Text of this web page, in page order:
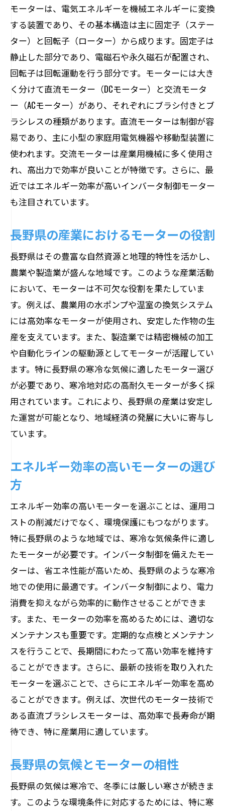
せた提案
家庭用モーターの基本性能
長野県の季節に合わせたモーターの選定
省エネタイプの家庭用モーター
長野県で人気の家庭用モーターのブラン
ド
モーターの設置位置とその影響
家庭でのモーターのメンテナンス方法
産業用モーターの種類を徹底解剖長野県での
活用例
長野県で使用される主要な産業用モータ
ーの種類
長野県の主要産業とモーターの関係
高負荷対応の産業用モーター
産業用モーターの効率的な運用方法
メンテナンスが容易な産業用モーター
荻原電機が薦めるモーター選定のポイント長
野県の特性を考慮
荻原電機の推奨モーターリスト
長野県の環境に適したモーターの特徴
使用目的別の最適なモーター選び
荻原電機の専門スタッフによるアドバイ
ス
長野県で人気のモーター長寿命で高性能な製
長野県で評価の高いモーターのブランド
高耐久性を備えたモーターの特徴
長野県内でのモーター評価と口コミ
最新技術を搭載した高性能モーター
長期的に信頼できるモーターの選び方
人気のモーター製品リスト
モーターの設置とメンテナンス長野県の環境
に適した方法
モーターの設置手順と注意点
長野県特有の環境に対応したメンテナン
ス方法
長寿命を実現するモーターの管理方法
効率的なモーターの使用方法
荻原電機のメンテナンスサービス紹介
最新技術を取り入れたモーター長野県での利
用メリット
最新技術を活用したモーターの紹介
モーターは、電気エネルギーを機械エネルギーに変換
する装置であり、その基本構造は主に固定子（ステー
ター）と回転子（ローター）から成ります。固定子は
静止した部分であり、電磁石や永久磁石が配置され、
回転子は回転運動を行う部分です。モーターには大き
く分けて直流モーター（DCモーター）と交流モータ
ー（ACモーター）があり、それぞれにブラシ付きとブ
ラシレスの種類があります。直流モーターは制御が容
易であり、主に小型の家庭用電気機器や移動型装置に
使われます。交流モーターは産業用機械に多く使用さ
れ、高出力で効率が良いことが特徴です。さらに、最
近ではエネルギー効率が高いインバータ制御モーター
も注目されています。
長野県の産業におけるモーターの役割
長野県はその豊富な自然資源と地理的特性を活かし、
農業や製造業が盛んな地域です。このような産業活動
において、モーターは不可欠な役割を果たしていま
す。例えば、農業用の水ポンプや温室の換気システム
には高効率なモーターが使用され、安定した作物の生
産を支えています。また、製造業では精密機械の加工
や自動化ラインの駆動源としてモーターが活躍してい
ます。特に長野県の寒冷な気候に適したモーター選び
が必要であり、寒冷地対応の高耐久モーターが多く採
用されています。これにより、長野県の産業は安定し
た運営が可能となり、地域経済の発展に大いに寄与し
ています。
エネルギー効率の高いモーターの選び
方
エネルギー効率の高いモーターを選ぶことは、運用コ
ストの削減だけでなく、環境保護にもつながります。
特に長野県のような地域では、寒冷な気候条件に適し
たモーターが必要です。インバータ制御を備えたモー
ターは、省エネ性能が高いため、長野県のような寒冷
地での使用に最適です。インバータ制御により、電力
消費を抑えながら効率的に動作させることができま
す。また、モーターの効率を高めるためには、適切な
メンテナンスも重要です。定期的な点検とメンテナン
スを行うことで、長期間にわたって高い効率を維持す
ることができます。さらに、最新の技術を取り入れた
モーターを選ぶことで、さらにエネルギー効率を高め
ることができます。例えば、次世代のモーター技術で
ある直流ブラシレスモーターは、高効率で長寿命が期
待でき、特に産業用に適しています。
長野県の気候とモーターの相性
長野県の気候は寒冷で、冬季には厳しい寒さが続きま
す。このような環境条件に対応するためには、特に寒